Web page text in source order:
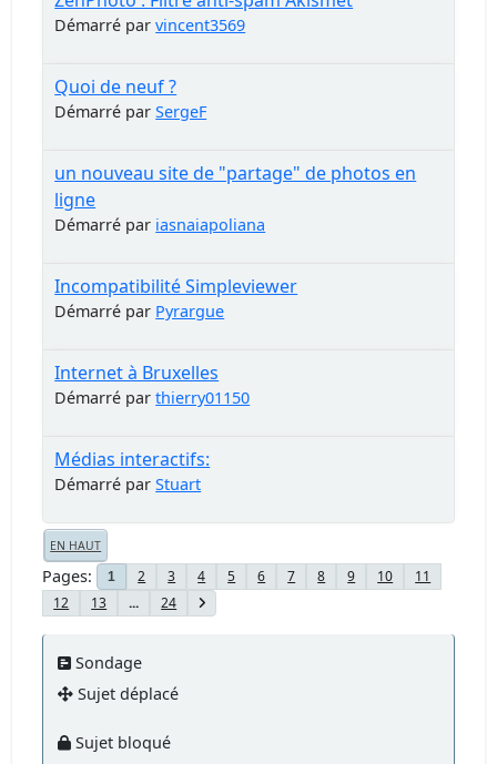
Démarré parvincent3569
Quoi de neuf ?
Démarré parSergeF
un nouveau site de "partage" de photos en
ligne
Démarré par iasnaiapoliana
Incompatibilité Simpleviewer
Démarré par Pyrargue
Internet à Bruxelles
Démarré parthierry01150
Médias interactifs:
Démarré parStuart
EN HAUT
Pages 1 2 3 4 5 6 7 8 9 10
11
12
13 ... 24
Sondage
Sujet déplacé
Sujet bloqué